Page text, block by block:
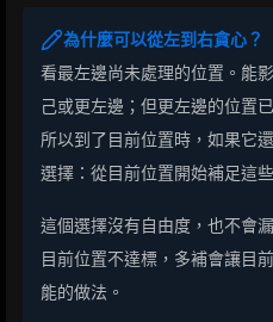
-
K
為什麼可以從左到右貪心？
看最左邊尚未處理的位置。能
己或更左邊；但更左邊的位置
所以到了目前位置時，如果它
選擇：從目前位置開始補足這
這個選擇沒有自由度，也不會
目前位置不達標，多補會讓目
能的做法。